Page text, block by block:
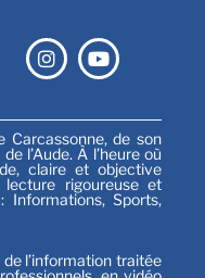
Carcassonne, de son
l’Aude. À l’heure où
claire et objective
lecture rigoureuse et
Informations, Sports,
l’information traitée